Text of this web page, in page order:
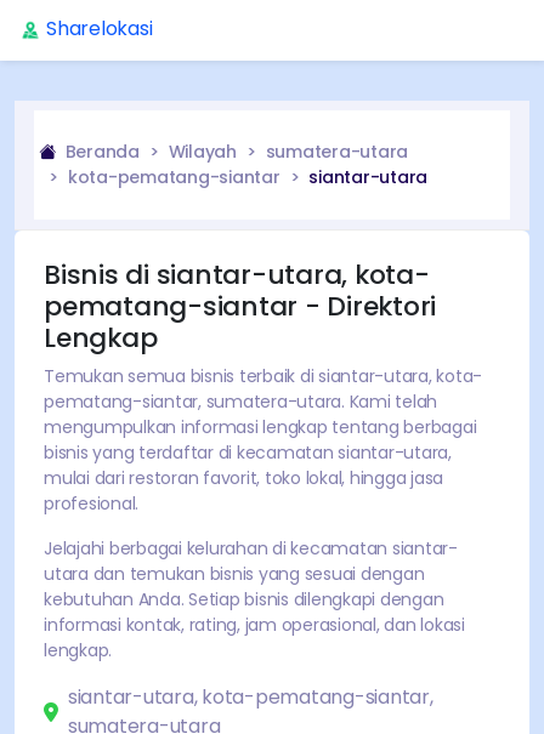
Sharelokasi
Beranda Wilayah
sumatera-utara
kota-pematang-siantar
siantar-utara
Bisnis di siantar-utara, kota-
pematang-siantar - Direktori
Lengkap
Temukan semua bisnis terbaik di siantar-utara,kota-
pematang-siantar, sumatera-utara. Kami telah
mengumpulkan informasi lengkap tentangberbagai
bisnis yang terdaftar di kecamatan siantar-utara,
mulai dari restoran favorit, toko lokal, hingga jasa
profesional.
Jelajahi berbagai kelurahan di kecamatan siantar-
utara dan temukan bisnis yang sesuai dengan
kebutuhan Anda. Setiap bisnis dilengkapi dengan
informasi kontak, rating, jam operasional, dan lokasi
lengkap.
siantar-utara,kota-pematang-siantar,
sumatera-utara